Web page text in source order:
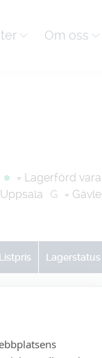
Om oss
= Lagerförd vara
Uppsala G = Gävle
Listpris Lagerstatus